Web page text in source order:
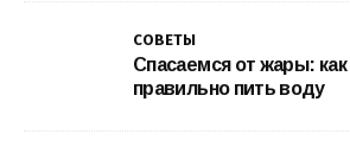
СОВЕТЫ
Спасаемся от жары: как
правильно пить воду